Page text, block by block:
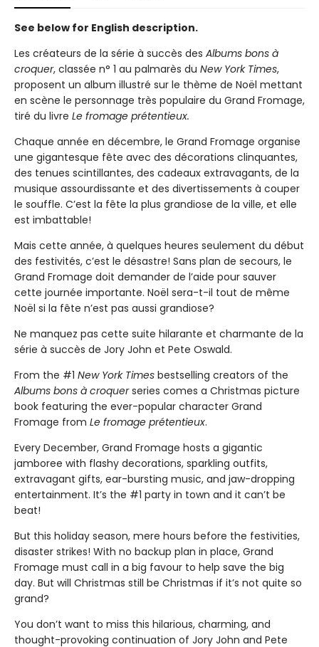
See below for English description.
Les créateurs de la série à succès des Albums bons à
croquer, classée n° 1 au palmarès du New York Times,
proposent un album illustré sur le thème de Noël mettant
en scène le personnage très populaire du Grand Fromage,
tiré du livre Le fromage prétentieux.
Chaque année en décembre, le Grand Fromage organise
une gigantesque fête avec des décorations clinquantes,
des tenues scintillantes, des cadeaux extravagants, de la
musique assourdissante et des divertissements à couper
le souffle. C’est la fête la plus grandiose de la ville, et elle
est imbattable!
Mais cette année, à quelques heures seulement du début
des festivités, c’est le désastre! Sans plan de secours, le
Grand Fromage doit demander de l’aide pour sauver
cette journée importante. Noël sera-t-il tout de même
Noël si la fête n’est pas aussi grandiose?
Ne manquez pas cette suite hilarante et charmante de la
série à succès de Jory John et Pete Oswald.
From the #1 New York Times bestselling creators of the
Albums bons à croquerseries comes a Christmas picture
book featuring the ever-popular character Grand
Fromage from Le fromage prétentieux.
Every December, Grand Fromage hosts a gigantic
jamboree with flashy decorations, sparkling outfits,
extravagant gifts, ear-bursting music, and jaw-dropping
entertainment. It’s the #1 party in town and it can’t be
beat!
But this holiday season, mere hours before the festivities,
disaster strikes! With no backup plan in place, Grand
Fromage must call in a big favour to help save the big
day. But will Christmas still be Christmas if it’s not quite so
grand?
You don’t want to miss this hilarious, charming, and
thought-provoking continuation of Jory John and Pete